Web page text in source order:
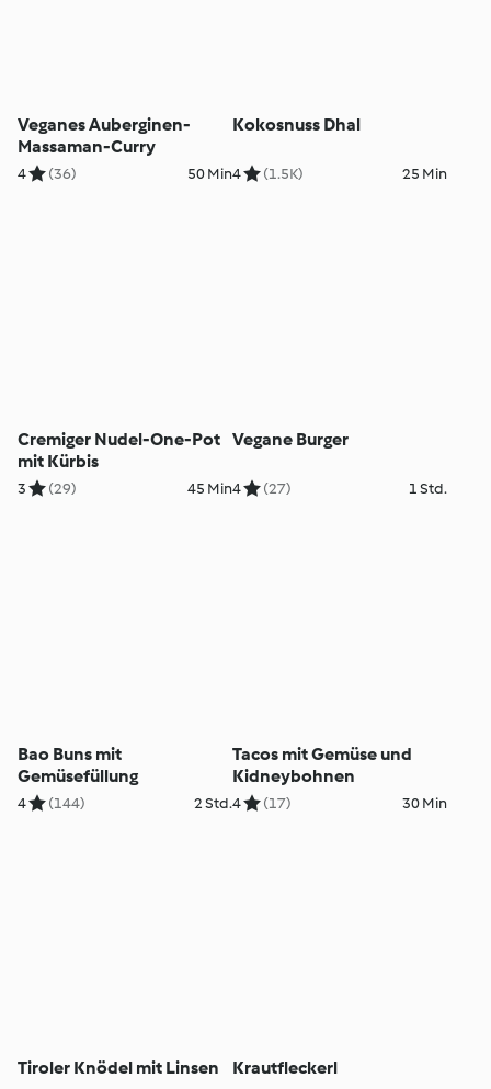
Veganes Auberginen-
Massaman-Curry
4 (36) 50 Min
Kokosnuss Dhal
4 (1.5K) 25 Min
Cremiger Nudel-One-Pot
mit Kürbis
3 (29) 45 Min
Vegane Burger
4 (27) 1 Std.
Bao Buns mit
Gemüsefüllung
4 (144) 2 Std.
Tacos mit Gemüse und
Kidneybohnen
4 (17) 30 Min
Tiroler Knödel mit Linsen Krautfleckerl